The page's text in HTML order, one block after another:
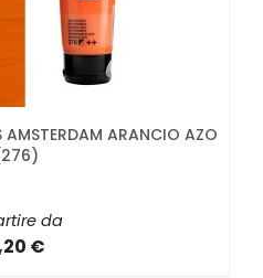
AMSTERDAM ARANCIO AZO
da
€